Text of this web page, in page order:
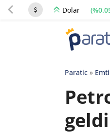
Dolar
Paratic»
geldi